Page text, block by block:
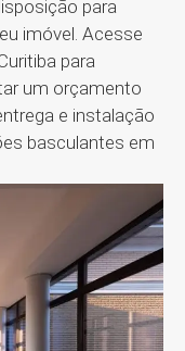
para
imóvel. Acesse
para
um orçamento
e instalação
basculantes em